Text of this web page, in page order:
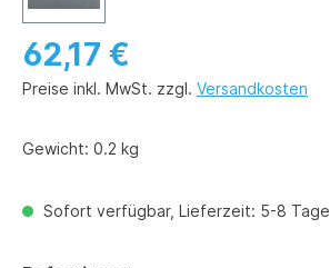
62,17 €
Preise inkl. MwSt. zzgl. Versandkosten
Gewicht: 0.2 kg
Sofort verfügbar, Lieferzeit: 5-8 Tage